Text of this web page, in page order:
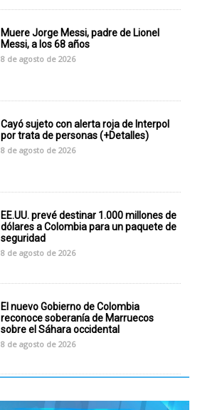
Muere Jorge Messi, padre de Lionel
Messi, a los 68 años
8 de agosto de 2026
Cayó sujeto con alerta roja de Interpol
por trata de personas (+Detalles)
8 de agosto de 2026
EE.UU. prevé destinar 1.000 millones de
dólares a Colombia para un paquete de
seguridad
8 de agosto de 2026
El nuevo Gobierno de Colombia
reconoce soberanía de Marruecos
sobre el Sáhara occidental
8 de agosto de 2026